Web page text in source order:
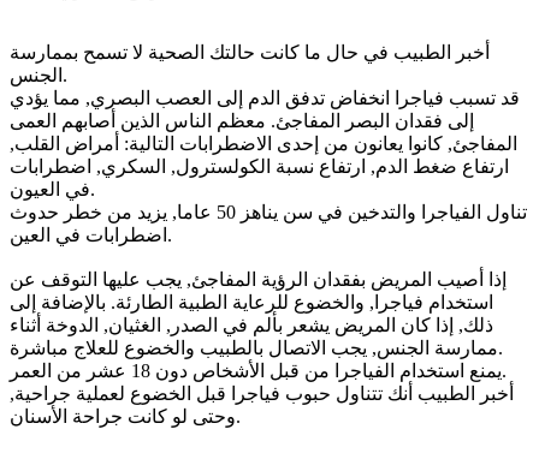
أخبر الطبيب في حال ما كانت حالتك الصحية لا تسمح بممارسة
الجنس.
قد تسبب فياجرا انخفاض تدفق الدم إلى العصب البصري, مما يؤدي
إلى فقدان البصر المفاجئ. معظم الناس الذين أصابهم العمى
المفاجئ, كانوا يعانون من إحدى الاضطرابات التالية: أمراض القلب,
ارتفاع ضغط الدم, ارتفاع نسبة الكولسترول, السكري, اضطرابات
في العيون.
تناول الفياجرا والتدخين في سن يناهز 50 عاما, يزيد من خطر حدوث
اضطرابات في العين.
إذا أصيب المريض بفقدان الرؤية المفاجئ, يجب عليها التوقف عن
استخدام فياجرا, والخضوع للرعاية الطبية الطارئة. بالإضافة إلى
ذلك, إذا كان المريض يشعر بألم في الصدر, الغثيان, الدوخة أثناء
ممارسة الجنس, يجب الاتصال بالطبيب والخضوع للعلاج مباشرة.
يمنع استخدام الفياجرا من قبل الأشخاص دون 18 عشر من العمر.
أخبر الطبيب أنك تتناول حبوب فياجرا قبل الخضوع لعملية جراحية,
وحتى لو كانت جراحة الأسنان.